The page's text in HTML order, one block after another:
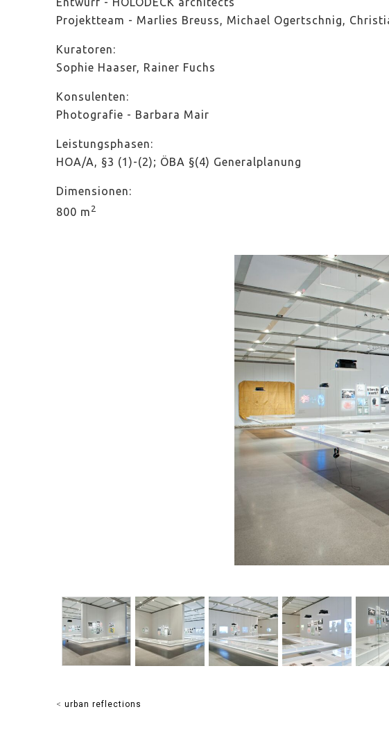
Projektteam - Marlies Breuss, Michael Ogertschnig,
Kuratoren:
Sophie Haaser, Rainer Fuchs
Konsulenten:
Photografie - Barbara Mair
Leistungsphasen:
HOA/A, §3 (1)-(2); ÖBA §(4) Generalplanung
Dimensionen:
800 m 2
< urban reflections